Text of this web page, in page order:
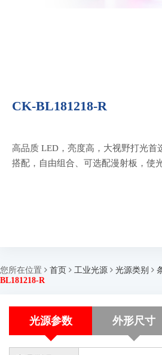
CK-BL181218-R
高品质 LED，亮度高，大视野打光首
搭配，自由组合、可选配漫射板，使
您所在位置 首页 工业光源 光源类别
BL181218-R
光源参数 外形尺寸